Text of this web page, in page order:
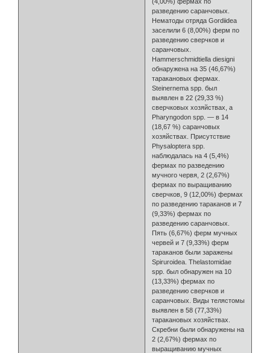
разведению саранчовых.
Нематоды отряда Gordiidea
заселили 6 (8,00%) ферм по
разведению сверчков и
саранчовых.
Hammerschmidtiella diesigni
обнаружена на 35 (46,67%)
таракановых фермах.
Steinernema spp. был
выявлен в 22 (29,33 %)
сверчковых хозяйствах, а
Pharyngodon spp. — в 14
(18,67 %) саранчовых
хозяйствах. Присутствие
Physaloptera spp.
наблюдалась на 4 (5,4%)
фермах по разведению
мучного червя, 2 (2,67%)
фермах по выращиванию
сверчков, 9 (12,00%) фермах
по разведению тараканов и 7
(9,33%) фермах по
разведению саранчовых.
Пять (6,67%) ферм мучных
червей и 7 (9,33%) ферм
тараканов были заражены
Spiruroidea. Thelastomidae
spp. был обнаружен на 10
(13,33%) фермах по
разведению сверчков и
саранчовых. Виды телястомы
выявлен в 58 (77,33%)
таракановых хозяйствах.
Скребни были обнаружены на
2 (2,67%) фермах по
выращиванию мучных